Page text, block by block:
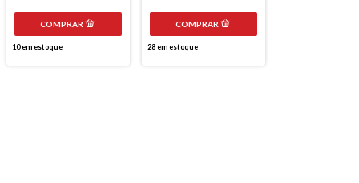
10em estoque 28em estoque